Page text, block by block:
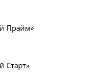
Прайм»